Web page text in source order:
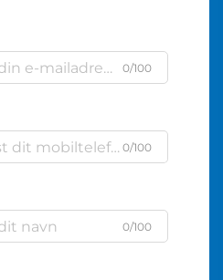
0/100
0/100
0/100